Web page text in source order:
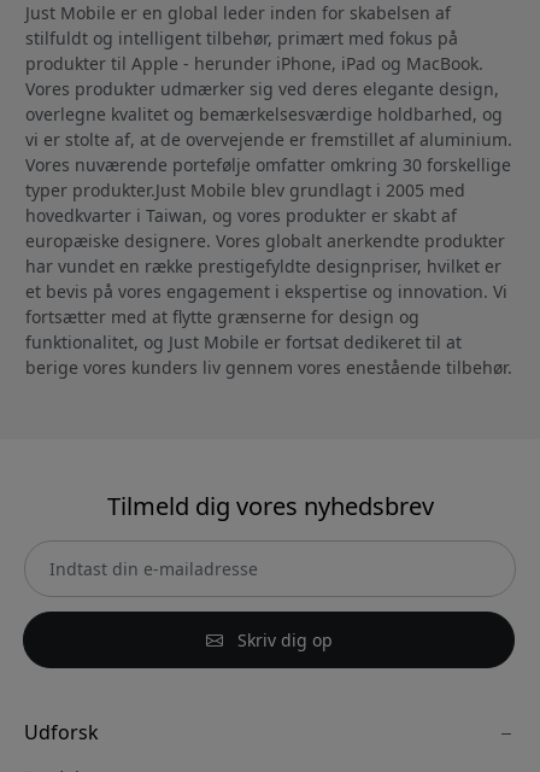
Just Mobile er en global leder inden for skabelsen af
stilfuldt og intelligent tilbehør, primært med fokus på
produkter til Apple - herunder iPhone, iPad og MacBook.
Vores produkter udmærker sig ved deres elegante design,
overlegne kvalitet og bemærkelsesværdige holdbarhed, og
vi er stolte af, at de overvejende er fremstillet af aluminium.
Vores nuværende portefølje omfatter omkring 30 forskellige
typer produkter.Just Mobile blev grundlagt i 2005 med
hovedkvarter i Taiwan, og vores produkter er skabt af
europæiske designere. Vores globalt anerkendte produkter
har vundet en række prestigefyldte designpriser, hvilket er
et bevis på vores engagement i ekspertise og innovation. Vi
fortsætter med at flytte grænserne for design og
funktionalitet, og Just Mobile er fortsat dedikeret til at
berige vores kunders liv gennem vores enestående tilbehør.
Tilmeld dig vores nyhedsbrev
Skriv dig op
Udforsk